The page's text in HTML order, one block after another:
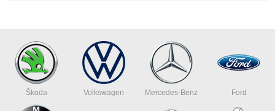
Škoda Volkswagen Mercedes-Benz Ford